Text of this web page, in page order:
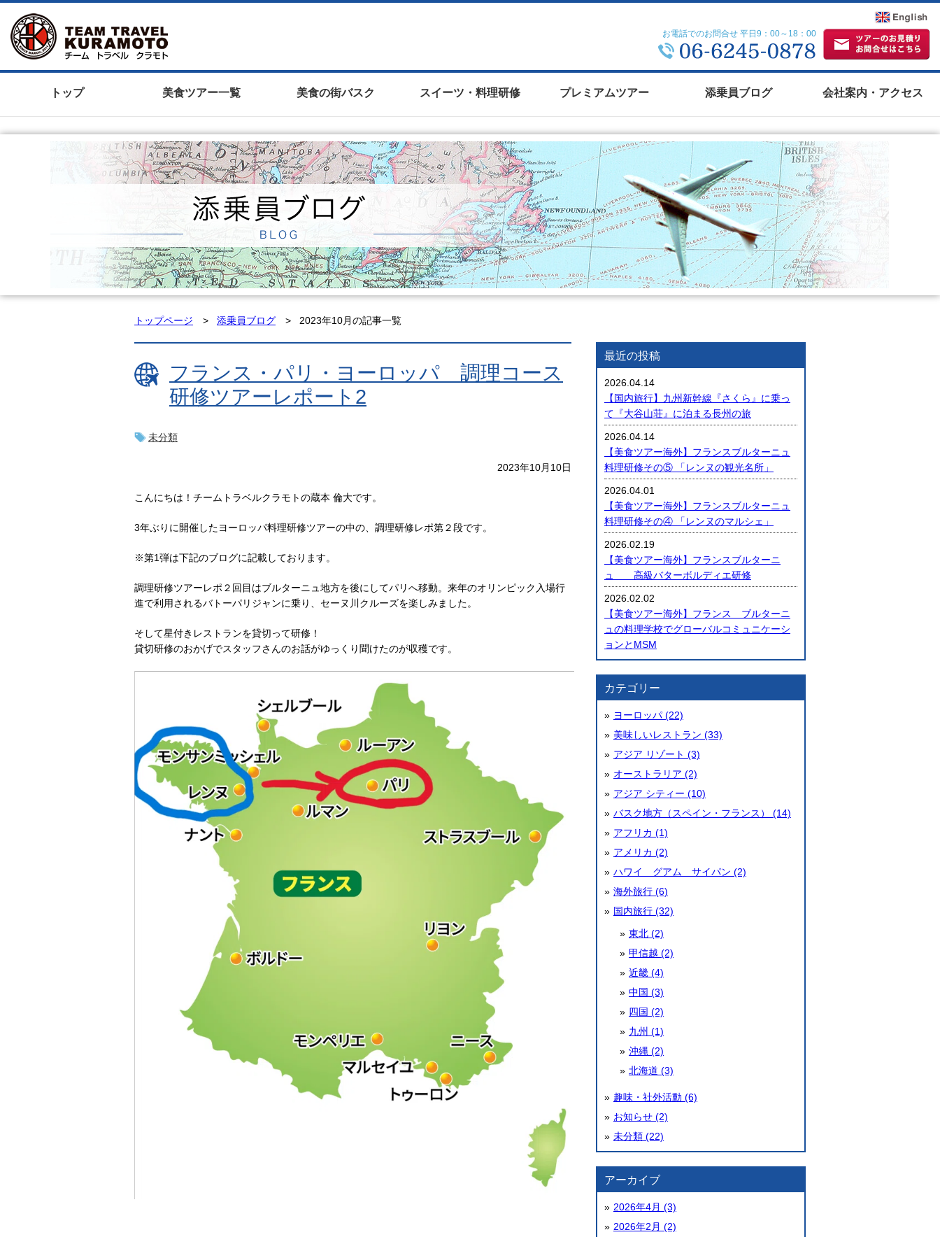
お電話でのお問合せ 平日9：00～18：00
トップ 美食ツアー一覧 美食の街バスク スイーツ・料理研修 プレミアムツアー 添乗員ブログ 会社案内・アクセス
トップページ 添乗員ブログ 2023年10月の記事一覧
フランス・パリ・ヨーロッパ 調理コース
研修ツアーレポート2
未分類
2023年10月10日
こんにちは！チームトラベルクラモトの蔵本 倫大です。
3年ぶりに開催したヨーロッパ料理研修ツアーの中の、調理研修レポ第２段です。
※第1弾は下記のブログに記載しております。
調理研修ツアーレポ２回目はブルターニュ地方を後にしてパリへ移動。来年のオリンピック入場行
進で利用されるバトーパリジャンに乗り、セーヌ川クルーズを楽しみました。
そして星付きレストランを貸切って研修！
貸切研修のおかげでスタッフさんのお話がゆっくり聞けたのが収穫です。
最近の投稿
2026.04.14
【国内旅行】九州新幹線『さくら』に乗っ
て『大谷山荘』に泊まる長州の旅
2026.04.14
【美食ツアー海外】フランスブルターニュ
料理研修その⑤ 「レンヌの観光名所」
2026.04.01
【美食ツアー海外】フランスブルターニュ
料理研修その④ 「レンヌのマルシェ」
2026.02.19
【美食ツアー海外】フランスブルターニ
ュ 高級バターボルディエ研修
2026.02.02
【美食ツアー海外】フランス ブルターニ
ュの料理学校でグローバルコミュニケーシ
ョンとMSM
カテゴリー
ヨーロッパ (22)
美味しいレストラン (33)
アジア リゾート (3)
オーストラリア (2)
アジア シティー (10)
バスク地方（スペイン・フランス） (14)
アフリカ (1)
アメリカ (2)
ハワイ グアム サイパン (2)
海外旅行 (6)
国内旅行 (32)
東北 (2)
甲信越 (2)
近畿 (4)
中国 (3)
四国 (2)
九州 (1)
沖縄 (2)
北海道 (3)
趣味・社外活動 (6)
お知らせ (2)
未分類 (22)
アーカイブ
2026年4月 (3)
2026年2月 (2)